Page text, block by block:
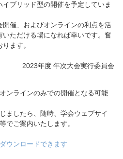
ブリッド型の開催を予定していま
催、およびオンラインの利点を活
ただける場になれば幸いです。奮
ます。
2023年度 年次大会実行委員会
ンラインのみでの開催となる可能
ましたら、随時、学会ウェブサイ
でご案内いたします。
ウンロードできます